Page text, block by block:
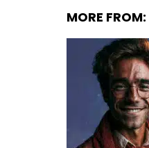
MORE FROM: